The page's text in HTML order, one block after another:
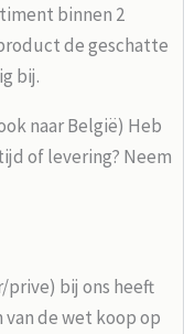
binnen 2
de geschatte
bij.
naar België) Heb
of levering? Neem
bij ons heeft
de wet koop op